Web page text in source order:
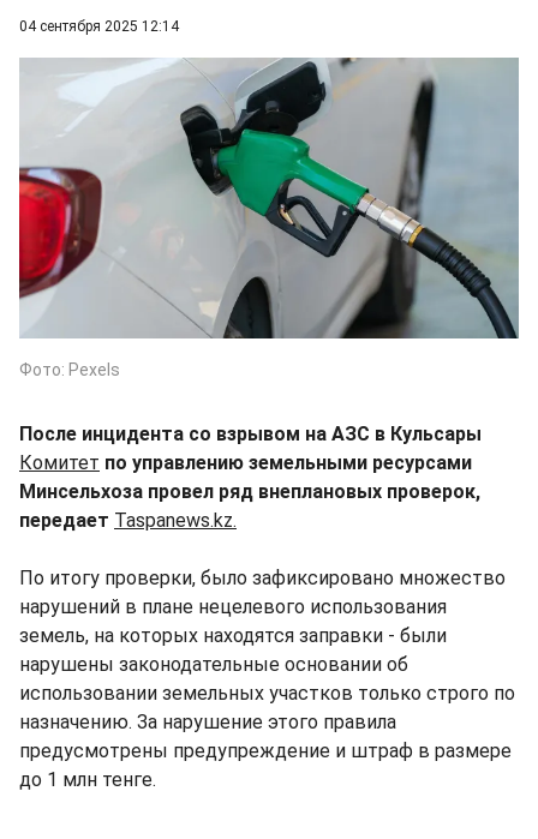
04 сентября 2025 12:14
Фото: Pexels
После инцидента со взрывом на АЗС в Кульсары
Комитет по управлению земельными ресурсами
Минсельхоза провел ряд внеплановых проверок,
передает Taspanews.kz.
По итогу проверки, было зафиксировано множество
нарушений в плане нецелевого использования
земель, на которых находятся заправки - были
нарушены законодательные основании об
использовании земельных участков только строго по
назначению. За нарушение этого правила
предусмотрены предупреждение и штраф в размере
до 1 млн тенге.